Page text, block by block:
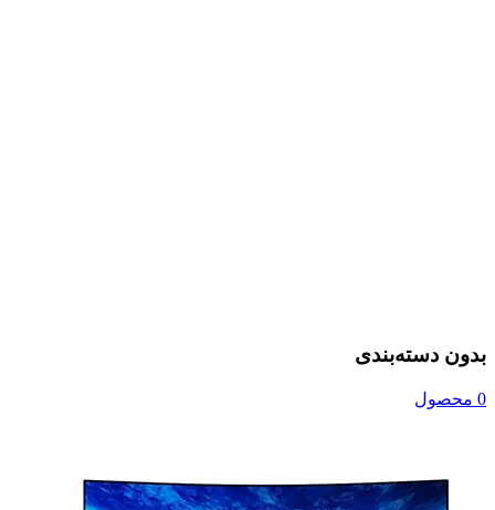
بدون دسته‌بندی
0 محصول